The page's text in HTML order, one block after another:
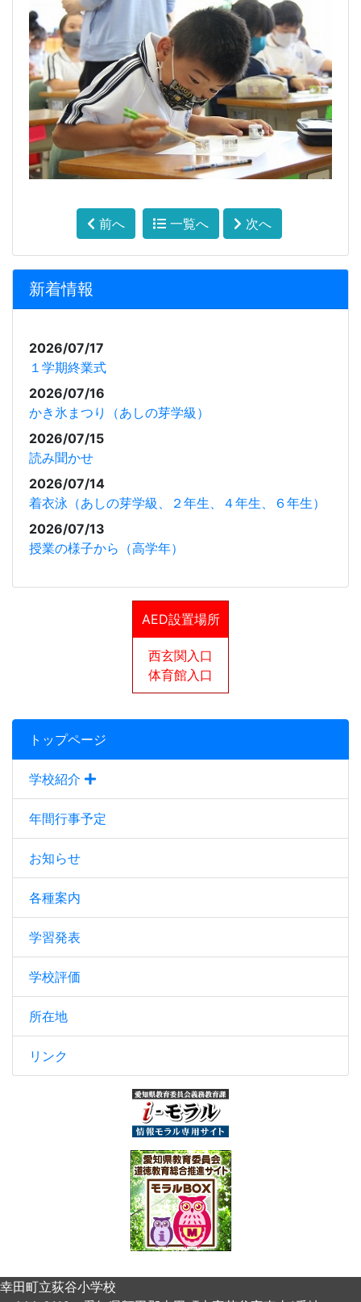
AED設置場所
西玄関入口
体育館入口
トップページ
学校紹介
年間行事予定
お知らせ
各種案内
学習発表
学校評価
所在地
リンク
前へ 一覧へ 次へ
新着情報
2026/07/17
１学期終業式
2026/07/16
かき氷まつり（あしの芽学級）
2026/07/15
読み聞かせ
2026/07/14
着衣泳（あしの芽学級、２年生、４年生、６年生）
2026/07/13
授業の様子から（高学年）
幸田町立荻谷小学校